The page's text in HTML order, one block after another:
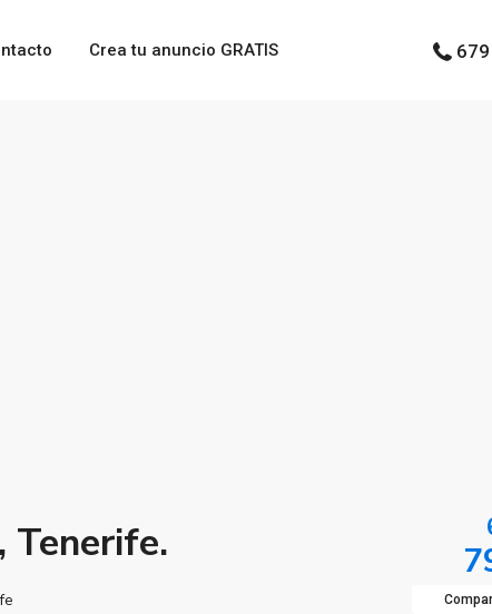
Crea tu anuncio GRATIS
Tenerife.